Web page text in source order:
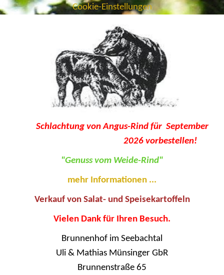
Cookie-Einstellungen
Schlachtung von Angus-Rind für September
2026vorbestellen!
"Genuss vom Weide-Rind"
mehr Informationen ...
Verkauf von Salat- und Speisekartoffeln
Vielen Dank für Ihren Besuch.
Brunnenhof im Seebachtal
Uli & Mathias Münsinger GbR
Brunnenstraße 65